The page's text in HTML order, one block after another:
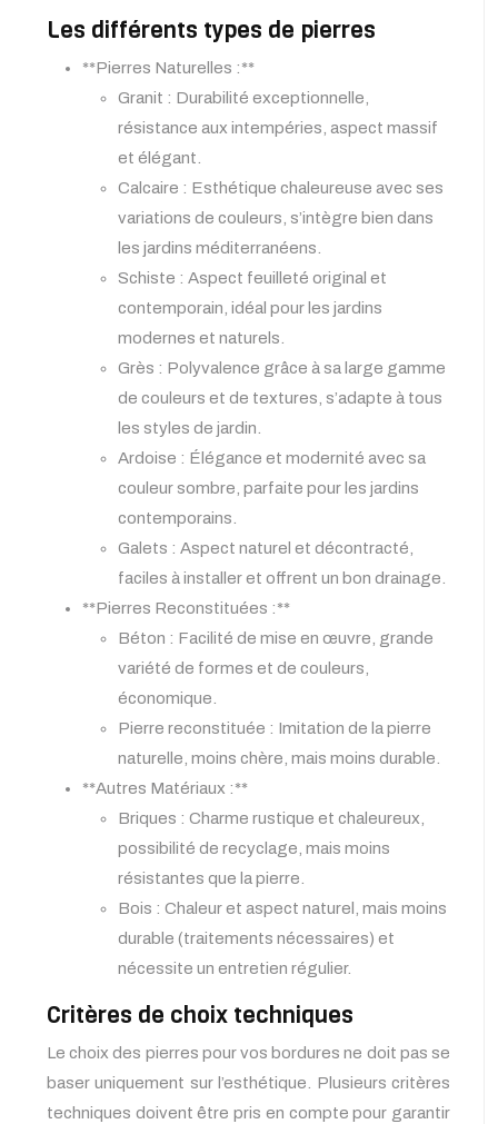
Les différents types de pierres
**Pierres Naturelles :**
Granit : Durabilité exceptionnelle,
résistance aux intempéries, aspect massif
et élégant.
Calcaire : Esthétique chaleureuse avec ses
variations de couleurs, s’intègre bien dans
les jardins méditerranéens.
Schiste : Aspect feuilleté original et
contemporain, idéal pour les jardins
modernes et naturels.
Grès : Polyvalence grâce à sa large gamme
de couleurs et de textures, s’adapte à tous
les styles de jardin.
Ardoise : Élégance et modernité avec sa
couleur sombre, parfaite pour les jardins
contemporains.
Galets : Aspect naturel et décontracté,
faciles à installer et offrent un bon drainage.
**Pierres Reconstituées :**
Béton : Facilité de mise en œuvre, grande
variété de formes et de couleurs,
économique.
Pierre reconstituée : Imitation de la pierre
naturelle, moins chère, mais moins durable.
**Autres Matériaux :**
Briques : Charme rustique et chaleureux,
possibilité de recyclage, mais moins
résistantes que la pierre.
Bois : Chaleur et aspect naturel, mais moins
durable (traitements nécessaires) et
nécessite un entretien régulier.
Critères de choix techniques
Le choix des pierres pour vos bordures ne doit pas se
baser uniquement sur l’esthétique. Plusieurs critères
techniques doivent être pris en compte pour garantir